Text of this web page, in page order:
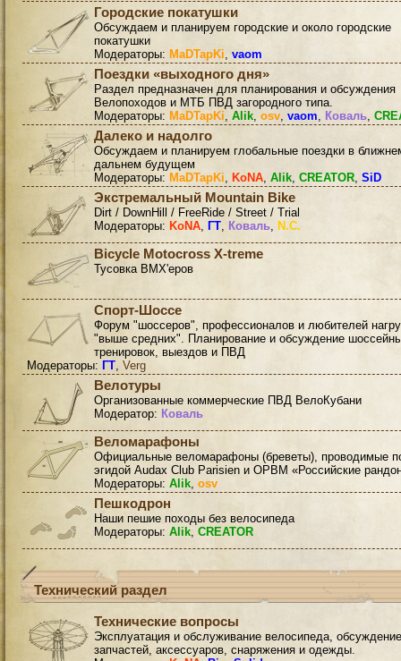
Городские покатушки
Обсуждаем и планируем городские и около городские
покатушки
Модераторы: MaDTapKi, vaom
Поездки «выходного дня»
Раздел предназначен для планирования и обсуждения
Велопоходов и МТБ ПВД загородного типа.
Модераторы: MaDTapKi, Alik, osv, vaom, Коваль,
Далеко и надолго
Обсуждаем и планируем глобальные поездки в
дальнем будущем
Модераторы: MaDTapKi, KoNA, Alik, CREATOR, SiD
Экстремальный Mountain Bike
Dirt / DownHill / FreeRide / Street / Trial
Модераторы: KoNA, ГТ, Коваль, N.C.
Bicycle Motocross X-treme
Тусовка BMX'еров
Спорт-Шоссе
Форум "шоссеров", профессионалов и любителей
"выше средних". Планирование и обсуждение
тренировок, выездов и ПВД
Модераторы: ГТ, Verg
Велотуры
Организованные коммерческие ПВД ВелоКубани
Модератор: Коваль
Веломарафоны
Официальные веломарафоны (бреветы), проводимые
эгидой Audax Club Parisien и ОРВМ «Российские
Модераторы: Alik, osv
Пешкодрон
Наши пешие походы без велосипеда
Модераторы: Alik, CREATOR
Технический раздел
Технические вопросы
Эксплуатация и обслуживание велосипеда, обсуждение
запчастей, аксессуаров, снаряжения и одежды.